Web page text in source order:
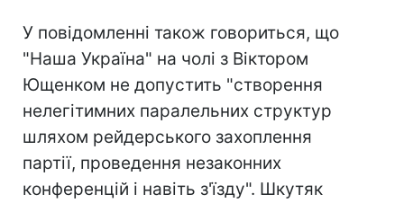
У повідомленні також говориться, що
"Наша Україна" на чолі з Віктором
Ющенком не допустить "створення
нелегітимних паралельних структур
шляхом рейдерського захоплення
партії, проведення незаконних
конференцій і навіть з'їзду". Шкутяк